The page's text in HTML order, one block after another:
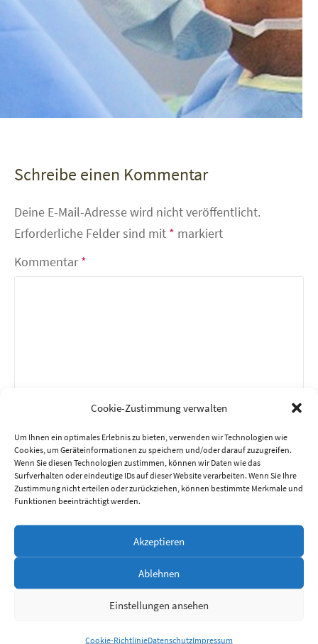
Cookie-Zustimmung verwalten
Um Ihnen ein optimales Erlebnis zu bieten, verwenden wir Technologien wie
Cookies, um Geräteinformationen zu speichern und/oder darauf zuzugreifen.
Wenn Sie diesen Technologien zustimmen, können wir Daten wie das
Surfverhalten oder eindeutige IDs auf dieser Website verarbeiten. Wenn Sie Ihre
Zustimmung nicht erteilen oder zurückziehen, können bestimmte Merkmale und
Funktionen beeinträchtigt werden.
Akzeptieren
Ablehnen
Einstellungen ansehen
Cookie-RichtlinieDatenschutzImpressum
Schreibe einen Kommentar
Deine E-Mail-Adresse wird nicht veröffentlicht.
Erforderliche Felder sind mit * markiert
Kommentar *
Name*
E-Mail-Adresse*
Website